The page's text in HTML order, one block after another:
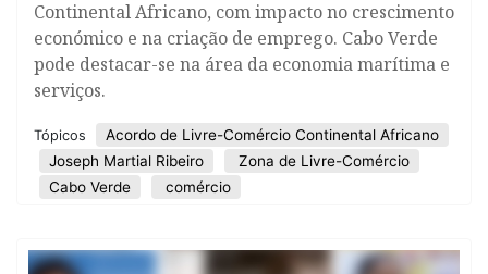
Continental Africano, com impacto no crescimento
económico e na criação de emprego. Cabo Verde
pode destacar-se na área da economia marítima e
serviços.
Tópicos
Acordo de Livre-Comércio Continental Africano
Joseph Martial Ribeiro
Zona de Livre-Comércio
Cabo Verde
comércio